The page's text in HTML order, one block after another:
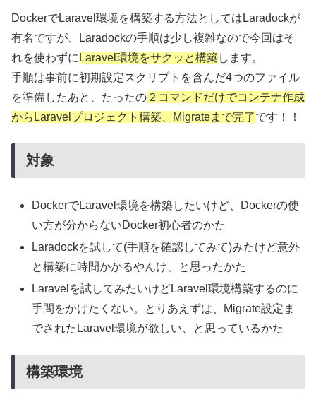
DockerでLaravel環境を構築する方法としてはLaradockが
有名ですが、Laradockの手順は少し複雑なので今回はそ
れを使わずに Laravel環境をサクッと構築します。
手順は事前に初期設定スクリプトを含んだ4つのファイル
を準備したあと、たったの ２コマンドだけでコンテナ作成
からLaravelプロジェクト構築、Migrateまで完了です！！
対象
DockerでLaravel環境を構築したいけど、Dockerの使
い方が分からないDocker初心者のかた
Laradockを試して(手順を確認してみて)みたけど意外
と構築に時間かかるやんけ、と思ったかた
Laravelを試してみたいけどLaravel環境構築するのに
手間をかけたくない。とりあえずは、Migrate設定ま
でされたLaravel環境が欲しい、と思っているかた
構築環境